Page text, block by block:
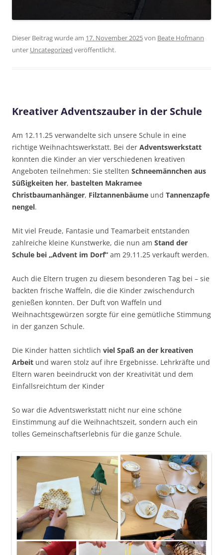
Dieser Beitrag wurde am 17. November 2025von Beate Hofmann
unter Uncategorized veröffentlicht.
Kreativer Adventszauber in der Schule
Am 12.11.25 verwandelte sich unsere Schule in eine
richtige Weihnachtswerkstatt. Bei der Adventswerkstatt
konnten die Kinder an vier verschiedenen kreativen
Angeboten teilnehmen: Sie stellten Schneemännchen aus
Süßigkeiten her, bastelten Makramee
Christbaumanhänger, Filztannenbäume und Tannenzapfe
nengel.
Mit viel Freude, Fantasie und Teamarbeit entstanden
zahlreiche kleine Kunstwerke, die nun am Stand der
Schule bei „Advent im Dorf“ am 29.11.25 verkauft werden.
Auch die Eltern trugen zu diesem besonderen Tag bei – sie
backten frische Waffeln, die die Kinder zwischendurch
genießen konnten. Der Duft von Waffeln und
Weihnachtsgewürzen sorgte für eine gemütliche Stimmung
in der ganzen Schule.
Die Kinder hatten sichtlich viel Spaß an der kreativen
Arbeit und waren stolz auf ihre Ergebnisse. Lehrkräfte und
Eltern waren beeindruckt von der Kreativität und dem
Einfallsreichtum der Kinder
So war die Adventswerkstatt nicht nur eine schöne
Einstimmung auf die Weihnachtszeit, sondern auch ein
tolles Gemeinschaftserlebnis für die ganze Schule.